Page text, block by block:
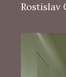
Rostislav